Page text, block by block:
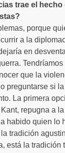
trae el
porque
a la
en
que la
preguntarse si
La primera
repugna a
habido quien lo
tradición
está la tradición